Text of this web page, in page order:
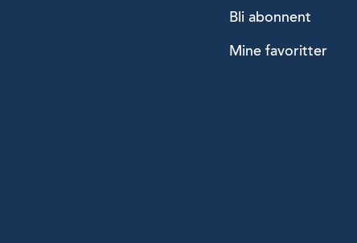
Bli abonnent
Mine favoritter